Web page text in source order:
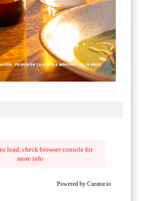
load, check browser console for
more info
Powered by Curator.io